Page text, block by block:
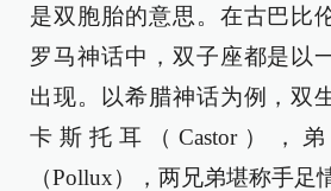
是双胞胎的意思。在古巴比
罗马神话中，双子座都是以
出现。以希腊神话为例，双
卡斯托耳（Castor），
（Pollux），两兄弟堪称手足